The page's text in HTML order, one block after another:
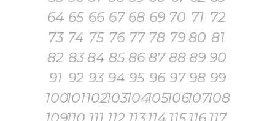
64 65 66 67 68 69 70 71 72
73 74 75 76 77 78 79 80 81
82 83 84 85 86 87 88 89 90
91 92 93 94 95 96 97 98 99
100101102103104105106107108